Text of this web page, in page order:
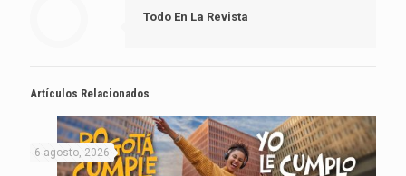
Todo En La Revista
Artículos Relacionados
6 agosto, 2026